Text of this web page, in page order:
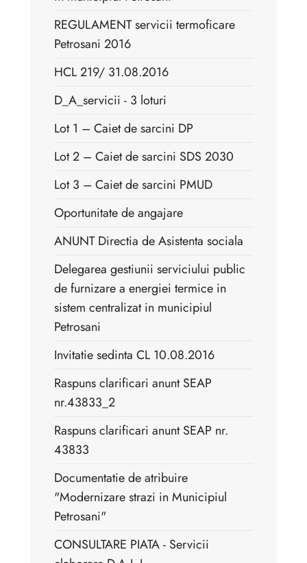
REGULAMENT servicii termoficare
Petrosani 2016
HCL 219/ 31.08.2016
D_A_servicii - 3 loturi
Lot 1 – Caiet de sarcini DP
Lot 2 – Caiet de sarcini SDS 2030
Lot 3 – Caiet de sarcini PMUD
Oportunitate de angajare
ANUNT Directia de Asistenta sociala
Delegarea gestiunii serviciului public
de furnizare a energiei termice in
sistem centralizat in municipiul
Petrosani
Invitatie sedinta CL 10.08.2016
Raspuns clarificari anunt SEAP
nr.43833_2
Raspuns clarificari anunt SEAP nr.
43833
Documentatie de atribuire
"Modernizare strazi in Municipiul
Petrosani"
CONSULTARE PIATA - Servicii